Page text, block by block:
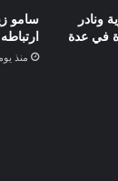
ونادر
في عدة
سامو
منذ